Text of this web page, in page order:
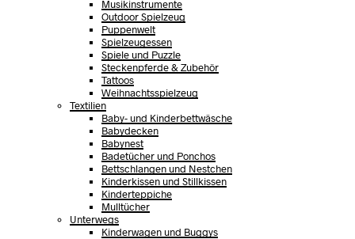
Musikinstrumente
Outdoor Spielzeug
Puppenwelt
Spielzeugessen
Spiele und Puzzle
Steckenpferde & Zubehör
Tattoos
Weihnachtsspielzeug
Textilien
Baby- und Kinderbettwäsche
Babydecken
Babynest
Badetücher und Ponchos
Bettschlangen und Nestchen
Kinderkissen und Stillkissen
Kinderteppiche
Mulltücher
Unterwegs
Kinderwagen und Buggys